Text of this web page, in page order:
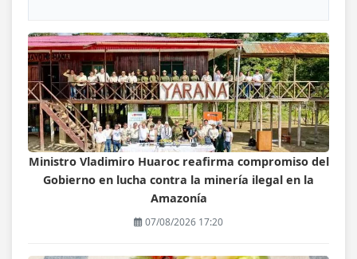
Ministro Vladimiro Huaroc reafirma compromiso del
Gobierno en lucha contra la minería ilegal en la
Amazonía
07/08/2026 17:20